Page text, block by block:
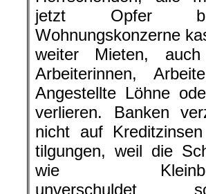
verlieren. Banken
tilgungen, weil die
schwere
müssen keine Opfer
fett gesdeckt!
Wann hat man schon
dieser
privatisiert und